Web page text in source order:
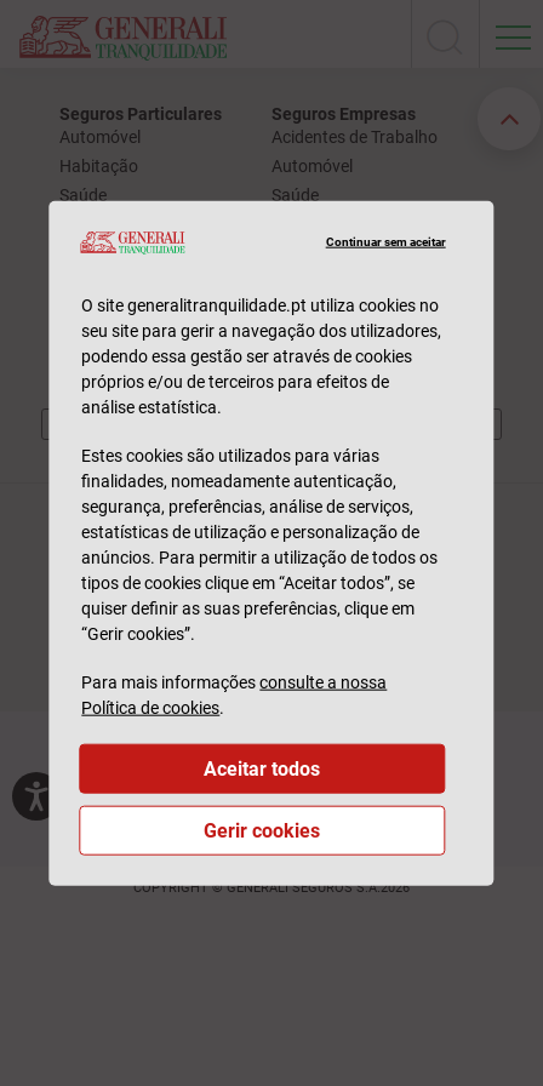
Seguros Particulares
Automóvel
Habitação
Saúde
Seguros Empresas
Acidentes de Trabalho
Automóvel
Saúde
Consultar Estado
Dias úteis | 09h às 19h
Privacidade Termos de Utilização Glossário Feedback Outros sites
COPYRIGHT © GENERALI SEGUROS S.A.2026
Continuar sem aceitar
O site generalitranquilidade.pt utiliza cookies no
seu site para gerir a navegação dos utilizadores,
podendo essa gestão ser através de cookies
próprios e/ou de terceiros para efeitos de
análise estatística.
Estes cookies são utilizados para várias
finalidades, nomeadamente autenticação,
segurança, preferências, análise de serviços,
estatísticas de utilização e personalização de
anúncios. Para permitir a utilização de todos os
tipos de cookies clique em “Aceitar todos”, se
quiser definir as suas preferências, clique em
“Gerir cookies”.
Para mais informaçõesconsulte a nossa
Política de cookies.
Gerir cookies
Aceitar todos